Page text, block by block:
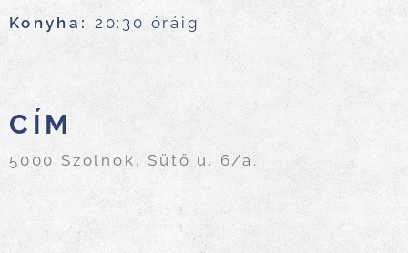
Konyha: 20:30 óráig
CÍM
5000 Szolnok, Sütő u. 6/a.